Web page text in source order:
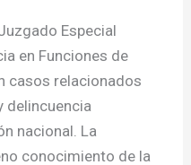
Especial
en Funciones de
casos relacionados
delincuencia
nacional. La
conocimiento de la